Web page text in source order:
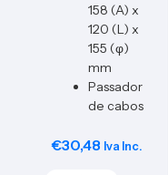
158 (A) x
120 (L) x
155 (φ)
mm
Passador
de cabos
€30,48 Iva Inc.